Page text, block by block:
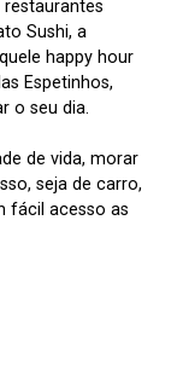
Sushi, a
happy hour
Espetinhos,
o seu dia.
de vida, morar
seja de carro,
fácil acesso as